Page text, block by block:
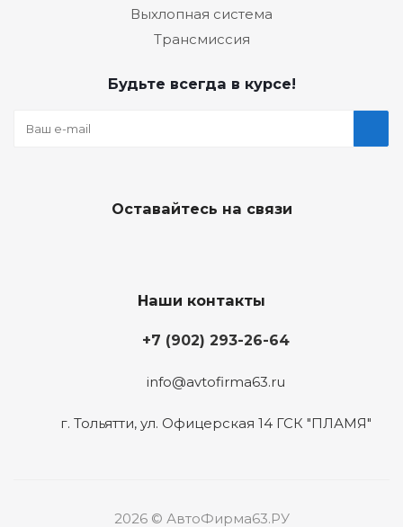
Выхлопная система
Трансмиссия
Будьте всегда в курсе!
Оставайтесь на связи
Наши контакты
+7 (902) 293-26-64
info@avtofirma63.ru
г. Тольятти, ул. Офицерская 14 ГСК "ПЛАМЯ"
2026 © АвтоФирма63.РУ